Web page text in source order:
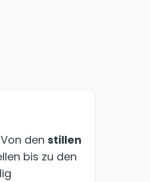
den stillen
bis zu den